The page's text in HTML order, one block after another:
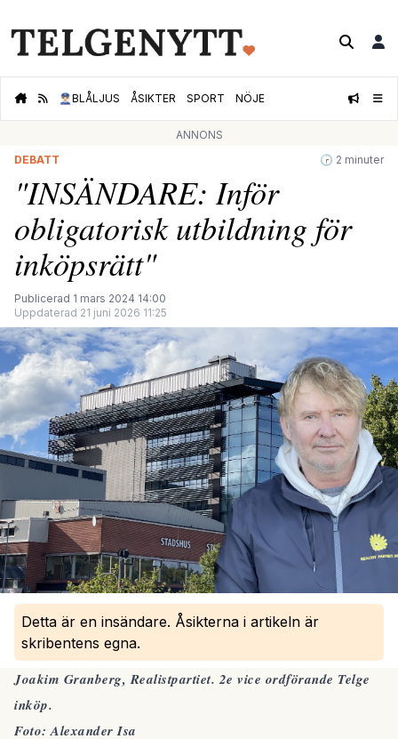
👮🏻‍♂️BLÅLJUS ÅSIKTER SPORT NÖJE
ANNONS
DEBATT
🕝 2 minuter
"INSÄNDARE: Inför
obligatorisk utbildning för
inköpsrätt"
Publicerad 1 mars 2024 14:00
Uppdaterad 21 juni 2026 11:25
Detta är en insändare. Åsikterna i artikeln är
skribentens egna.
Joakim Granberg, Realistpartiet. 2e vice ordförande Telge
inköp.
Foto: Alexander Isa